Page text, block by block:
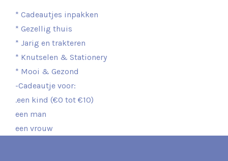
* Cadeautjes inpakken
* Gezellig thuis
* Jarig en trakteren
* Knutselen & Stationery
* Mooi & Gezond
-Cadeautje voor:
.een kind (€0 tot €10)
een man
een vrouw